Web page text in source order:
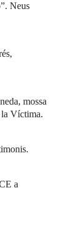
Neus
mossa
la Víctima.
a